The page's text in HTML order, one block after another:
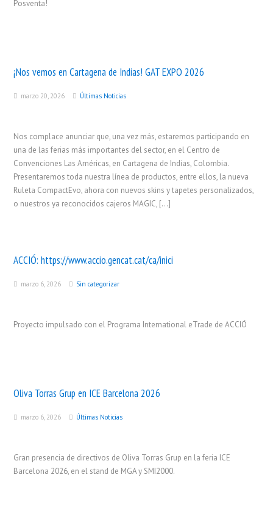
Posventa!
¡Nos vemos en Cartagena de Indias! GAT EXPO 2026
marzo 20, 2026 Últimas Noticias
Nos complace anunciar que, una vez más, estaremos participando en
una de las ferias más importantes del sector, en el Centro de
Convenciones Las Américas, en Cartagena de Indias, Colombia.
Presentaremos toda nuestra línea de productos, entre ellos, la nueva
Ruleta CompactEvo, ahora con nuevos skins y tapetes personalizados,
o nuestros ya reconocidos cajeros MAGIC, […]
ACCIÓ:https://www.accio.gencat.cat/ca/inici
marzo 6, 2026 Sin categorizar
Proyecto impulsado con el Programa International eTrade de ACCIÓ
Oliva Torras Grup en ICE Barcelona 2026
marzo 6, 2026 Últimas Noticias
Gran presencia de directivos de Oliva Torras Grup en la feria ICE
Barcelona 2026, en el stand de MGA y SMI2000.